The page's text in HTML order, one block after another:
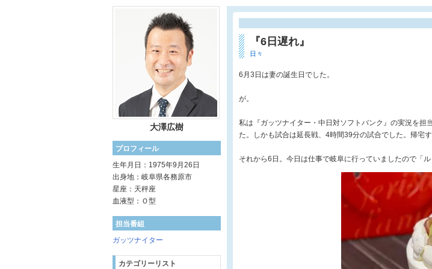
大澤広樹
プロフィール
生年月日：1975年9月26日
出身地：岐阜県各務原市
星座：天秤座
血液型：Ｏ型
担当番組
ガッツナイター
カテゴリーリスト
『6日遅れ』
日々
6月3日は妻の誕生日でした。
が。
私は『ガッツナイター・中日対ソフトバンク』の実況を担
た。しかも試合は延長戦、4時間39分の試合でした。帰宅
それから6日。今日は仕事で岐阜に行っていましたので「